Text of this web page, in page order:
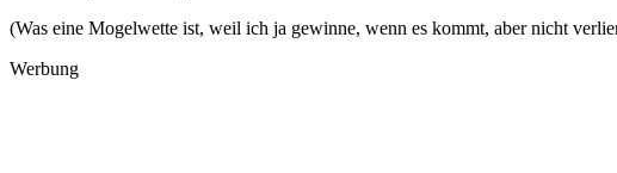
(Was eine Mogelwette ist, weil ich ja gewinne, wenn es kommt, aber nicht
Werbung